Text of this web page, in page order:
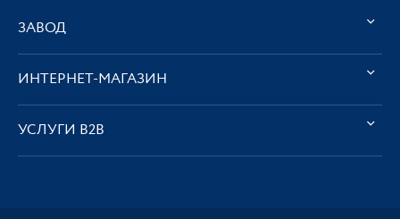
ЗАВОД
ИНТЕРНЕТ-МАГАЗИН
УСЛУГИ В2В